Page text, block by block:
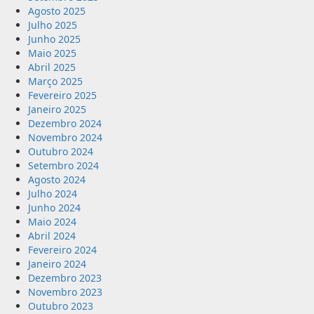
Agosto 2025
Julho 2025
Junho 2025
Maio 2025
Abril 2025
Março 2025
Fevereiro 2025
Janeiro 2025
Dezembro 2024
Novembro 2024
Outubro 2024
Setembro 2024
Agosto 2024
Julho 2024
Junho 2024
Maio 2024
Abril 2024
Fevereiro 2024
Janeiro 2024
Dezembro 2023
Novembro 2023
Outubro 2023